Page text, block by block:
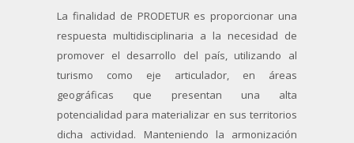
La finalidad de PRODETUR es proporcionar una
respuesta multidisciplinaria a la necesidad de
promover el desarrollo del país, utilizando al
turismo como eje articulador, en áreas
geográficas que presentan una alta
potencialidad para materializar en sus territorios
dicha actividad. Manteniendo la armonización